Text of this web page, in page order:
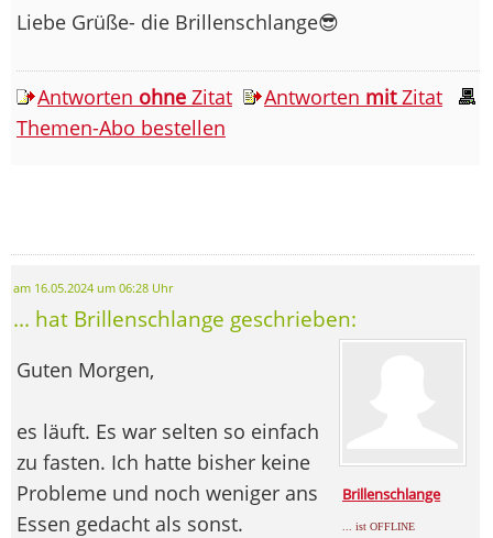
Liebe Grüße- die Brillenschlange😎
Antworten ohne Zitat Antworten mitZitat
Themen-Abo bestellen
am 16.05.2024 um 06:28 Uhr
... hat Brillenschlange geschrieben:
Brillenschlange
... ist OFFLINE
Guten Morgen,
es läuft. Es war selten so einfach
zu fasten. Ich hatte bisher keine
Probleme und noch weniger ans
Essen gedacht als sonst.